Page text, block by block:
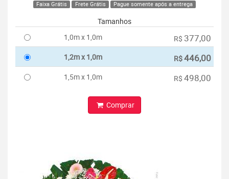
Faixa Grátis Frete Grátis Pague somente após a entrega
Tamanhos
1,0m x 1,0m
R$ 377,00
1,2m x 1,0m R$446,00
1,5m x 1,0m R$ 498,00
Comprar